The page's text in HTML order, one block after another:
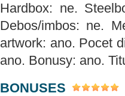
Hardbox: ne.
Debos/imbos: ne.
artwork: ano. Pocet
ano. Bonusy: ano.
BONUSES